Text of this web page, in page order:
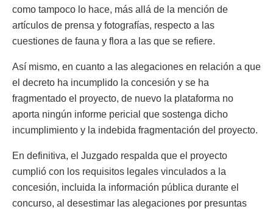
como tampoco lo hace, más allá de la mención de
artículos de prensa y fotografías, respecto a las
cuestiones de fauna y flora a las que se refiere.
Así mismo, en cuanto a las alegaciones en relación a que
el decreto ha incumplido la concesión y se ha
fragmentado el proyecto, de nuevo la plataforma no
aporta ningún informe pericial que sostenga dicho
incumplimiento y la indebida fragmentación del proyecto.
En definitiva, el Juzgado respalda que el proyecto
cumplió con los requisitos legales vinculados a la
concesión, incluida la información pública durante el
concurso, al desestimar las alegaciones por presuntas